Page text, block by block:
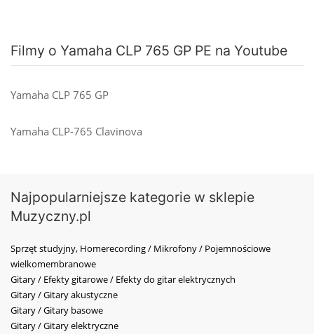
Filmy o Yamaha CLP 765 GP PE na Youtube
Yamaha CLP 765 GP
Yamaha CLP-765 Clavinova
Najpopularniejsze kategorie w sklepie
Muzyczny.pl
Sprzęt studyjny, Homerecording / Mikrofony / Pojemnościowe
wielkomembranowe
Gitary / Efekty gitarowe / Efekty do gitar elektrycznych
Gitary / Gitary akustyczne
Gitary / Gitary basowe
Gitary / Gitary elektryczne